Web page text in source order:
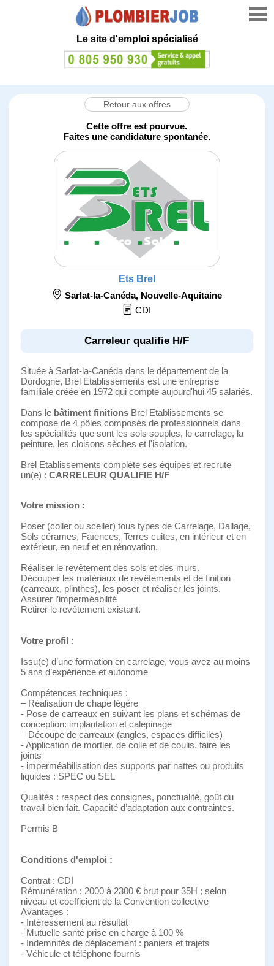
Le site d'emploi spécialisé
Retour aux offres
Cette offre est pourvue.
Faites une candidature spontanée.
Ets Brel
Sarlat-la-Canéda, Nouvelle-Aquitaine
CDI
Carreleur qualifie H/F
Située à Sarlat-la-Canéda dans le département de la
Dordogne, Brel Etablissements est une entreprise
familiale créée en 1972 qui compte aujourd'hui 45 salariés.
Dans le bâtiment finitionsBrel Etablissements se
compose de 4 pôles composés de professionnels dans
les spécialités que sont les sols souples, le carrelage, la
peinture, les cloisons sèches et l'isolation.
Brel Etablissements complète ses équipes et recrute
un(e) : CARRELEUR QUALIFIE H/F
Votre mission :
Poser (coller ou sceller) tous types de Carrelage, Dallage,
Sols cérames, Faïences, Terres cuites, en intérieur et en
extérieur, en neuf et en rénovation.
Réaliser le revêtement des sols et des murs.
Découper les matériaux de revêtements et de finition
(carreaux, plinthes), les poser et réaliser les joints.
Assurer l’imperméabilité
Retirer le revêtement existant.
Votre profil :
Issu(e) d’une formation en carrelage, vous avez au moins
5 ans d’expérience et autonome
Compétences techniques :
– Réalisation de chape légère
- Pose de carreaux en suivant les plans et schémas de
conception: implantation et calepinage
– Découpe de carreaux (angles, espaces difficiles)
- Application de mortier, de colle et de coulis, faire les
joints
- imperméabilisation des supports par nattes ou produits
liquides : SPEC ou SEL
Qualités : respect des consignes, ponctualité, goût du
travail bien fait. Capacité d’adaptation aux contraintes.
Permis B
Conditions d'emploi :
Contrat : CDI
Rémunération : 2000 à 2300 € brut pour 35H ; selon
niveau et coefficient de la Convention collective
Avantages :
- Intéressement au résultat
- Mutuelle santé prise en charge à 100 %
- Indemnités de déplacement : paniers et trajets
- Véhicule et téléphone fournis